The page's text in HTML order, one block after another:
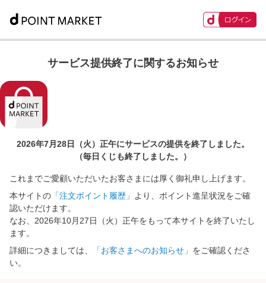
サービス提供終了に関するお知らせ
2026年7月28日（火）正午にサービスの提供を終了しました。
（毎日くじも終了しました。）
これまでご愛顧いただいたお客さまには厚く御礼申し上げます。
本サイトの 「注文ポイント履歴」
より、ポイント進呈状況をご確
認いただけます。
なお、2026年10月27日（火）正午をもって本サイトを終了いたし
ます。
詳細につきましては、
「お客さまへのお知らせ」 をご確認くださ
い。